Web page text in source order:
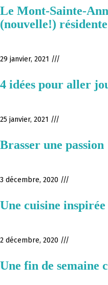
Le Mont-Sainte-
(nouvelle!) résidente
29 janvier, 2021 ///
4 idées pour aller
25 janvier, 2021 ///
Brasser une passion
3 décembre, 2020 ///
Une cuisine
2 décembre, 2020 ///
Une fin de semaine